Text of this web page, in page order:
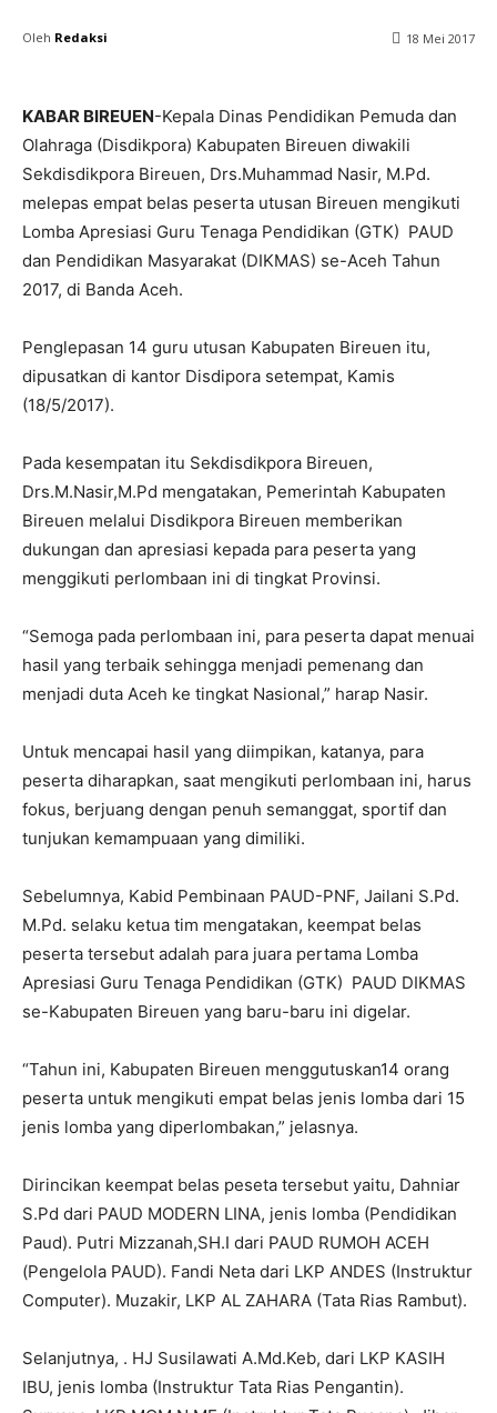
Oleh Redaksi 18 Mei 2017
KABAR BIREUEN-Kepala Dinas Pendidikan Pemuda dan
Olahraga (Disdikpora) Kabupaten Bireuen diwakili
Sekdisdikpora Bireuen, Drs.Muhammad Nasir, M.Pd.
melepas empat belas peserta utusan Bireuen mengikuti
Lomba Apresiasi Guru Tenaga Pendidikan (GTK) PAUD
dan Pendidikan Masyarakat (DIKMAS) se-Aceh Tahun
2017, di Banda Aceh.
Penglepasan 14 guru utusan Kabupaten Bireuen itu,
dipusatkan di kantor Disdipora setempat, Kamis
(18/5/2017).
Pada kesempatan itu Sekdisdikpora Bireuen,
Drs.M.Nasir,M.Pd mengatakan, Pemerintah Kabupaten
Bireuen melalui Disdikpora Bireuen memberikan
dukungan dan apresiasi kepada para peserta yang
menggikuti perlombaan ini di tingkat Provinsi.
“Semoga pada perlombaan ini, para peserta dapat menuai
hasil yang terbaik sehingga menjadi pemenang dan
menjadi duta Aceh ke tingkat Nasional,” harap Nasir.
Untuk mencapai hasil yang diimpikan, katanya, para
peserta diharapkan, saat mengikuti perlombaan ini, harus
fokus, berjuang dengan penuh semanggat, sportif dan
tunjukan kemampuaan yang dimiliki.
Sebelumnya, Kabid Pembinaan PAUD-PNF, Jailani S.Pd.
M.Pd. selaku ketua tim mengatakan, keempat belas
peserta tersebut adalah para juara pertama Lomba
Apresiasi Guru Tenaga Pendidikan (GTK) PAUD DIKMAS
se-Kabupaten Bireuen yang baru-baru ini digelar.
“Tahun ini, Kabupaten Bireuen menggutuskan14 orang
peserta untuk mengikuti empat belas jenis lomba dari 15
jenis lomba yang diperlombakan,” jelasnya.
Dirincikan keempat belas peseta tersebut yaitu, Dahniar
S.Pd dari PAUD MODERN LINA, jenis lomba (Pendidikan
Paud). Putri Mizzanah,SH.I dari PAUD RUMOH ACEH
(Pengelola PAUD). Fandi Neta dari LKP ANDES (Instruktur
Computer). Muzakir, LKP AL ZAHARA (Tata Rias Rambut).
Selanjutnya, . HJ Susilawati A.Md.Keb, dari LKP KASIH
IBU, jenis lomba (Instruktur Tata Rias Pengantin).